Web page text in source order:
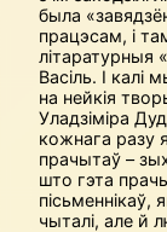
была
працэсам, і
літаратурныя
Васіль. І калі
на нейкія
Уладзіміра
кожнага разу
прачытаў –
што гэта
чыталі, але й